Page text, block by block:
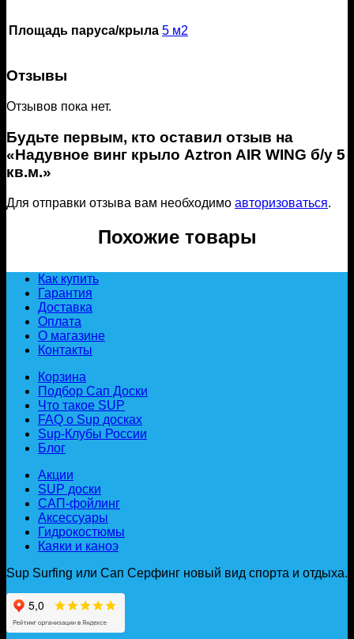
Площадь паруса/крыла 5 м2
Отзывы
Отзывов пока нет.
Будьте первым, кто оставил отзыв на
«Надувное винг крыло Aztron AIR WING б/у 5
кв.м.»
Для отправки отзыва вам необходимо авторизоваться.
Похожие товары
Как купить
Гарантия
Доставка
Оплата
О магазине
Контакты
Корзина
Подбор Сап Доски
Что такое SUP
FAQ о Sup досках
Sup-Клубы России
Блог
Акции
SUP доски
САП-фойлинг
Аксессуары
Гидрокостюмы
Каяки и каноэ
Sup Surfing или Сап Серфинг новый вид спорта и отдыха.